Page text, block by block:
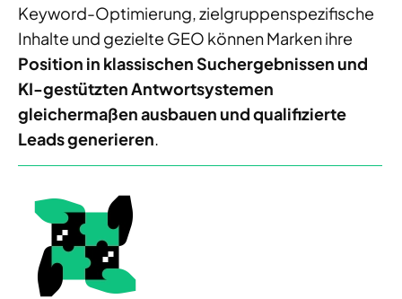
Keyword-Optimierung, zielgruppenspezifische
Inhalte und gezielte GEO können Marken ihre
Position in klassischen Suchergebnissen und
KI-gestützten Antwortsystemen
gleichermaßen ausbauen und qualifizierte
Leads generieren.